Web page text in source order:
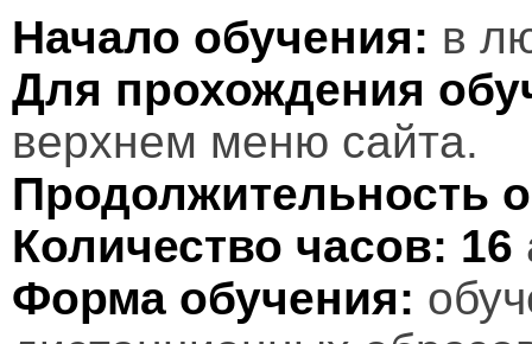
Начало обучения: в
Для прохождения
верхнем меню сайта.
Продолжительность
Количество часов: 16
Форма обучения: